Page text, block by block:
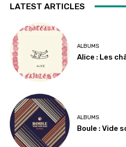
LATEST ARTICLES
ALBUMS
Alice : Les
ALBUMS
Boule : Vide